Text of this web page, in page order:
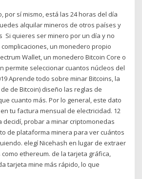
por sí mismo, está las 24 horas del día
alquilar mineros de otros países y
Si quieres ser minero por un día y no
un monedero propio
Wallet, un monedero Bitcoin Core o
permite seleccionar cuantos núcleos del
Aprende todo sobre minar Bitcoins, la
de Bitcoin) diseño las reglas de
cuanto más. Por lo general, este dato
tu factura mensual de electricidad. 12
decidí, probar a minar criptomonedas
de plataforma minera para ver cuántos
elegí Nicehash en lugar de extraer
ethereum. de la tarjeta gráfica,
tarjeta mine más rápido, lo que